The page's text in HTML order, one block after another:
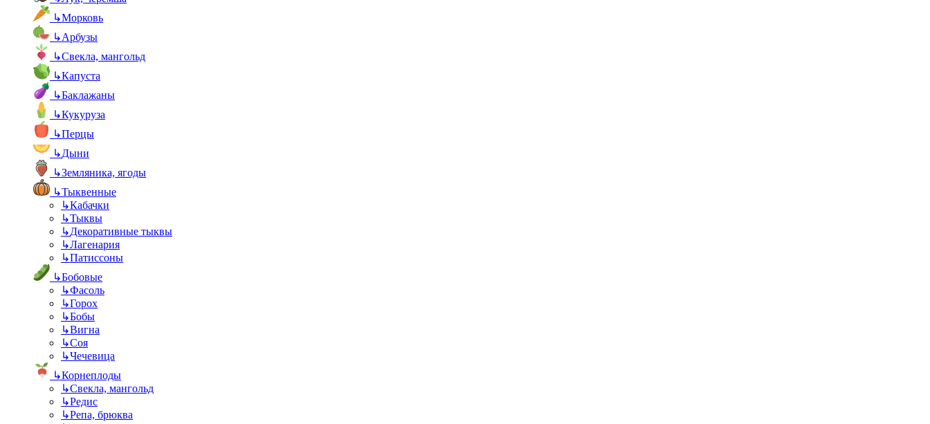
↳Морковь
↳Арбузы
↳Свекла, мангольд
↳Капуста
↳Баклажаны
↳Кукуруза
↳Перцы
↳Дыни
↳Земляника, ягоды
↳Тыквенные
↳Кабачки
↳Тыквы
↳Декоративные тыквы
↳Лагенария
↳Патиссоны
↳Бобовые
↳Фасоль
↳Горох
↳Бобы
↳Вигна
↳Соя
↳Чечевица
↳Корнеплоды
↳Свекла, мангольд
↳Редис
↳Репа, брюква